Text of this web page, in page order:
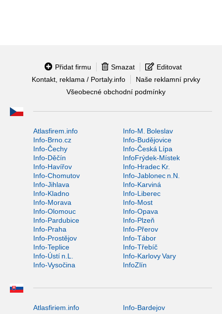
Přidat firmu Smazat
Editovat
Kontakt, reklama / Portaly.info
Naše reklamní prvky
Všeobecné obchodní podmínky
Atlasfirem.info
Info-M. Boleslav
Info-Brno.cz
Info-Budějovice
Info-Čechy
Info-Česká Lípa
Info-Děčín
InfoFrýdek-Místek
Info-Havířov
Info-Hradec Kr.
Info-Chomutov
Info-Jablonec n.N.
Info-Jihlava
Info-Karviná
Info-Kladno
Info-Liberec
Info-Morava
Info-Most
Info-Olomouc
Info-Opava
Info-Pardubice
Info-Plzeň
Info-Praha
Info-Přerov
Info-Prostějov
Info-Tábor
Info-Teplice
Info-Třebíč
Info-Ústí n.L.
Info-Karlovy Vary
Info-Vysočina
InfoZlín
Atlasfiriem.info
Info-Bardejov